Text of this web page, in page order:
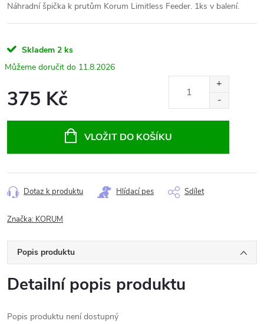
Náhradní špička k prutům Korum Limitless Feeder. 1ks v balení.
Skladem 2 ks
11.8.2026
375 Kč
VLOŽIT DO KOŠÍKU
Dotaz k produktu Hlídací pes Sdílet
Značka: KORUM
Popis produktu
Detailní popis produktu
Popis produktu není dostupný